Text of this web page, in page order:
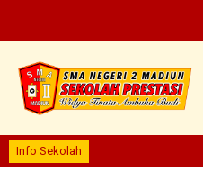
Info Sekolah